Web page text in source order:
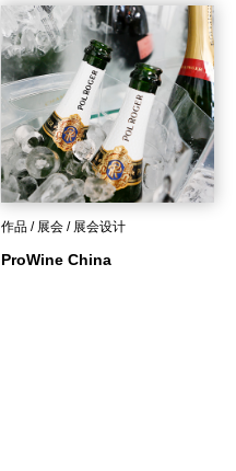
作品 / 展会 / 展会设计
ProWine China